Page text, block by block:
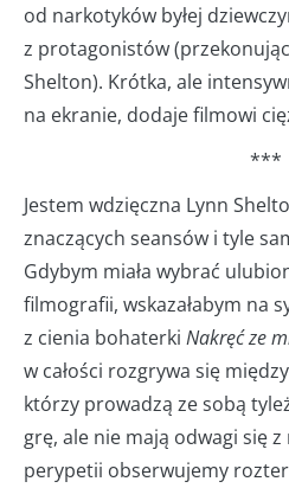
od narkotyków byłej
z protagonistów
Shelton). Krótka, ale
na ekranie, dodaje filmowi
***
Jestem wdzięczna Lynn
znaczących seansów i tyle
Gdybym miała wybrać
filmografii, wskazałabym na
z cienia bohaterki Nakręć ze
w całości rozgrywa się
którzy prowadzą ze sobą
grę, ale nie mają odwagi się
perypetii obserwujemy